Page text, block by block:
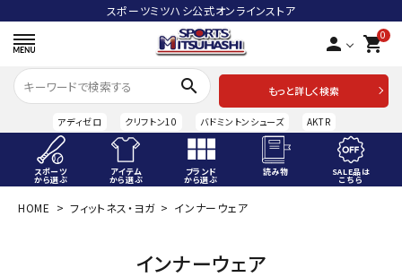
スポーツミツハシ公式オンラインストア
person 0
shopping_cart
search
もっと詳しく検索
アディゼロ クリフトン10 バドミントンシューズ AKTR
スポーツ
から選ぶ
アイテム
から選ぶ
ブランド
から選ぶ
読み物 SALE品は
こちら
ACCOUNT MENU
HOME フィットネス・ヨガ インナーウェア
インナーウェア